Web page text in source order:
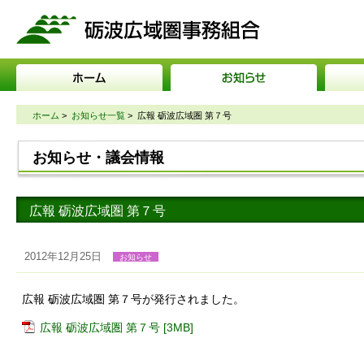
ホーム > お知らせ一覧 > 広報 砺波広域圏 第７号
お知らせ・議会情報
広報 砺波広域圏 第７号
2012年12月25日 お知らせ
広報 砺波広域圏 第７号が発行されました。
広報 砺波広域圏 第７号 [3MB]